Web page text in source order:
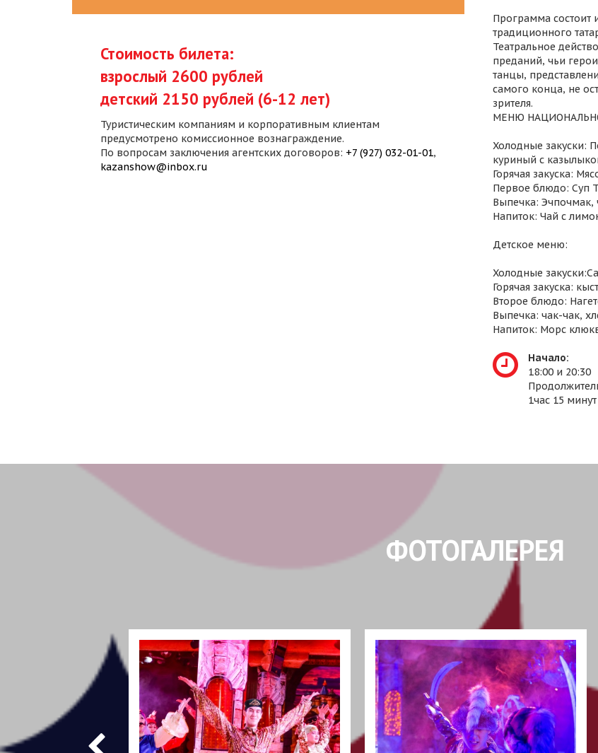
Стоимость билета:
взрослый 2600 рублей
детский 2150 рублей (6-12 лет)
Туристическим компаниям и корпоративным клиентам
предусмотрено комиссионное вознаграждение.
По вопросам заключения агентских договоров: +7 (927) 032-01-01,
kazanshow@inbox.ru
Программа состоит
традиционного
Театральное
преданий, чьи
танцы,
самого конца, не
зрителя.
МЕНЮ
Холодные закуски:
куриный с
Горячая закуска:
Первое блюдо: Суп
Выпечка: Эчпочмак,
Напиток: Чай с
Детское меню:
Холодные
Горячая закуска:
Второе блюдо:
Выпечка: чак-чак,
Напиток: Морс
Начало:
18:00 и 20:30
1час 15 минут
ФОТОГАЛЕРЕЯ